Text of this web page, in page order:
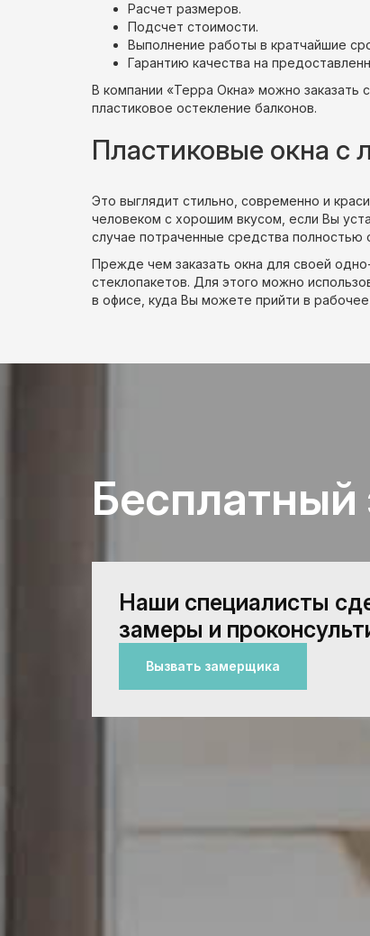
Расчет размеров.
Подсчет стоимости.
Выполнение работы в кратчайшие
Гарантию качества на
В компании «Терра Окна» можно
пластиковое остекление балконов.
Пластиковые окна
Это выглядит стильно, современно и
человеком с хорошим вкусом, если Вы
случае потраченные средства полностью
Прежде чем заказать окна для своей
стеклопакетов. Для этого можно
в офисе, куда Вы можете прийти в
Бесплатный
Наши специалисты
замеры и
Вызвать замерщика